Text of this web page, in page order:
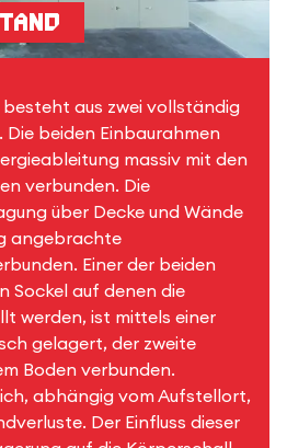
aus zwei vollständig
beiden Einbaurahmen
massiv mit den
verbunden. Die
über Decke und Wände
angebrachte
Einer der beiden
Sockel auf denen die
werden, ist mittels einer
gelagert, der zweite
Boden verbunden.
abhängig vom Aufstellort,
Der Einfluss dieser